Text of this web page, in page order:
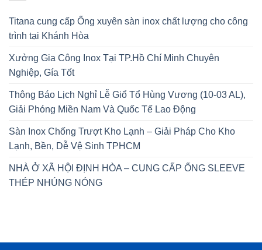
Titana cung cấp Ống xuyên sàn inox chất lượng cho công
trình tại Khánh Hòa
Xưởng Gia Công Inox Tại TP.Hồ Chí Minh Chuyên
Nghiệp, Gía Tốt
Thông Báo Lịch Nghỉ Lễ Giổ Tổ Hùng Vương (10-03 AL),
Giải Phóng Miền Nam Và Quốc Tế Lao Động
Sàn Inox Chống Trượt Kho Lạnh – Giải Pháp Cho Kho
Lạnh, Bền, Dễ Vệ Sinh TPHCM
NHÀ Ở XÃ HỘI ĐỊNH HÒA – CUNG CẤP ỐNG SLEEVE
THÉP NHÚNG NÓNG